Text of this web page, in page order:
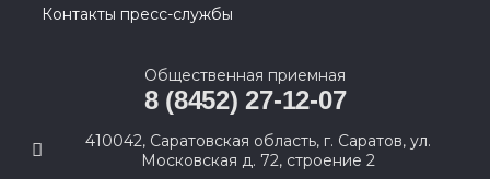
Контакты пресс-службы
Общественная приемная
8 (8452) 27-12-07
410042, Саратовская область, г. Саратов, ул.
Московская д. 72, строение 2